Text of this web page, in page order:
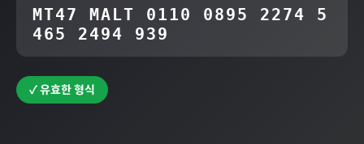
MT47 MALT 0110 0895 2274 5
465 2494 939
✓ 유효한 형식